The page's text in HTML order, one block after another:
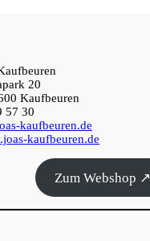
20
Kaufbeuren
57 30
kaufbeuren.de
kaufbeuren.de
Zum Webshop ↗